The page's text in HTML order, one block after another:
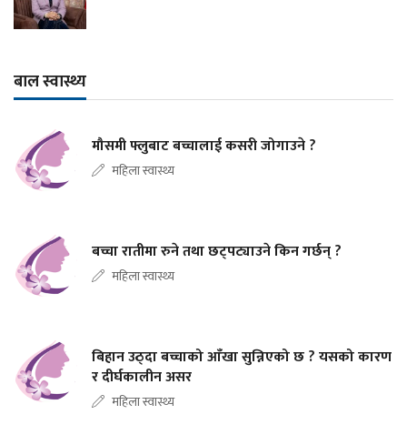
बाल स्वास्थ्य
मौसमी फ्लुबाट बच्चालाई कसरी जोगाउने ?
महिला स्वास्थ्य
बच्चा रातीमा रुने तथा छट्पट्याउने किन गर्छन् ?
महिला स्वास्थ्य
बिहान उठ्दा बच्चाको आँखा सुन्निएको छ ? यसको कारण
र दीर्घकालीन असर
महिला स्वास्थ्य